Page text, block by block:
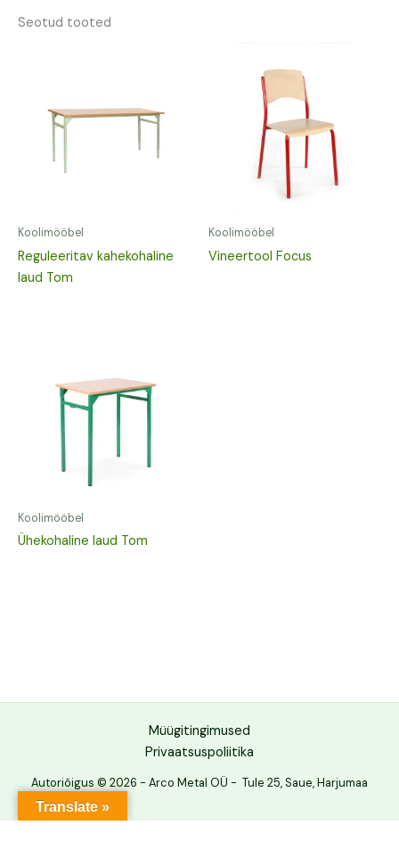
Seotud tooted
Koolimööbel
Reguleeritav kahekohaline
laud Tom
Koolimööbel
Vineertool Focus
Koolimööbel
Ühekohaline laud Tom
Müügitingimused
Privaatsuspoliitika
Autoriõigus © 2026 - Arco Metal OÜ - Tule 25, Saue, Harjumaa
Translate »